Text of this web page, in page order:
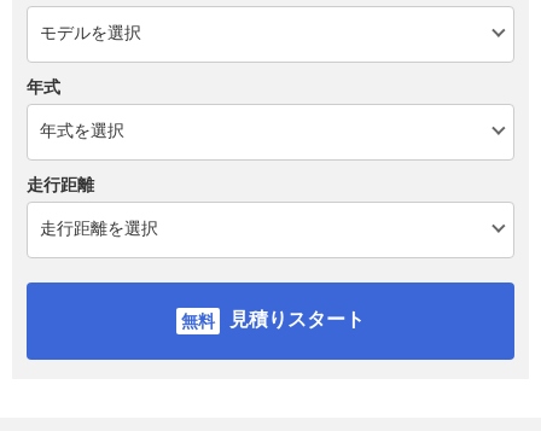
年式
走行距離
見積りスタート